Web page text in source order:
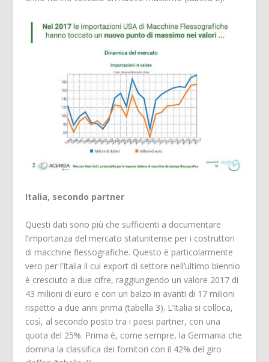
Italia, secondo partner
Questi dati sono più che sufficienti a documentare
l’importanza del mercato statunitense per i costruttori
di macchine flessografiche. Questo è particolarmente
vero per l’Italia il cui export di settore nell’ultimo biennio
è cresciuto a due cifre, raggiungendo un valore 2017 di
43 milioni di euro e con un balzo in avanti di 17 milioni
rispetto a due anni prima (tabella 3). L’Italia si colloca,
così, al secondo posto tra i paesi partner, con una
quota del 25%. Prima è, come sempre, la Germania che
domina la classifica dei fornitori con il 42% del giro